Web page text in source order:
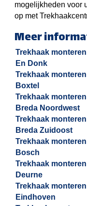
mogelijkheden voor
op met
Meer
Trekhaak
En Donk
Trekhaak monteren
Boxtel
Trekhaak monteren
Breda Noordwest
Trekhaak monteren
Breda Zuidoost
Trekhaak
Bosch
Trekhaak monteren
Deurne
Trekhaak monteren
Eindhoven